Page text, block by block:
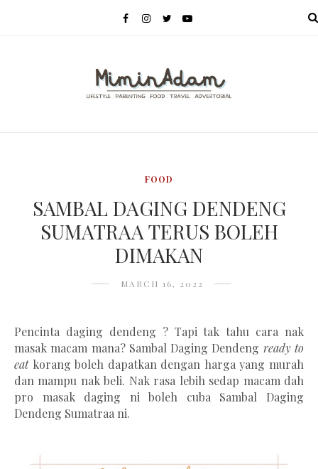
FOOD
SAMBAL DAGING DENDENG
SUMATRAA TERUS BOLEH
DIMAKAN
MARCH 16, 2022
Pencinta daging dendeng ? Tapi tak tahu cara nak
masak macam mana? Sambal Daging Dendeng ready to
eat korang boleh dapatkan dengan harga yang murah
dan mampu nak beli. Nak rasa lebih sedap macam dah
pro masak daging ni boleh cuba Sambal Daging
Dendeng Sumatraa ni.